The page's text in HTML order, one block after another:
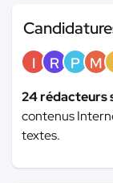
I R P M
24 rédacteurs
contenus
textes.